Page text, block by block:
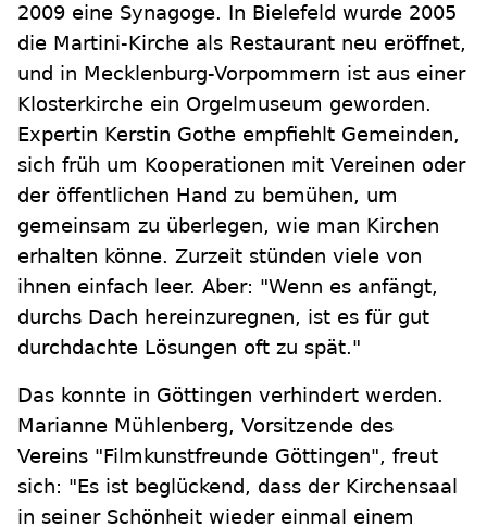
2009 eine Synagoge. In Bielefeld wurde 2005
die Martini-Kirche als Restaurant neu eröffnet,
und in Mecklenburg-Vorpommern ist aus einer
Klosterkirche ein Orgelmuseum geworden.
Expertin Kerstin Gothe empfiehlt Gemeinden,
sich früh um Kooperationen mit Vereinen oder
der öffentlichen Hand zu bemühen, um
gemeinsam zu überlegen, wie man Kirchen
erhalten könne. Zurzeit stünden viele von
ihnen einfach leer. Aber: "Wenn es anfängt,
durchs Dach hereinzuregnen, ist es für gut
durchdachte Lösungen oft zu spät."
Das konnte in Göttingen verhindert werden.
Marianne Mühlenberg, Vorsitzende des
Vereins "Filmkunstfreunde Göttingen", freut
sich: "Es ist beglückend, dass der Kirchensaal
in seiner Schönheit wieder einmal einem